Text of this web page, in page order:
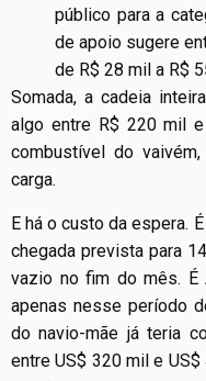
público para a
de apoio sugere
de R$ 28 mil a R$
Somada, a cadeia
algo entre R$ 220 mil
combustível do
carga.
E há o custo da espera.
chegada prevista para
vazio no fim do mês. É
apenas nesse período
do navio-mãe já teria
entre US$ 320 mil e